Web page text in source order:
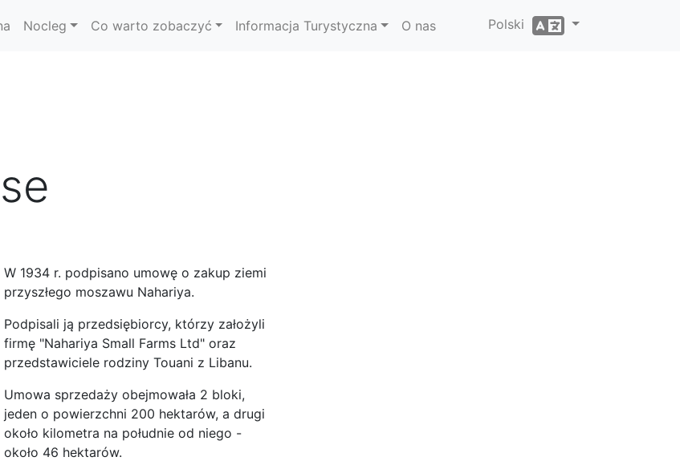
Nocleg Co warto zobaczyć Informacja Turystyczna O nas Polski
W 1934 r. podpisano umowę o zakup ziemi
przyszłego moszawu Nahariya.
Podpisali ją przedsiębiorcy, którzy założyli
firmę "Nahariya Small Farms Ltd" oraz
przedstawiciele rodziny Touani z Libanu.
Umowa sprzedaży obejmowała 2 bloki,
jeden o powierzchni 200 hektarów, a drugi
około kilometra na południe od niego -
około 46 hektarów.